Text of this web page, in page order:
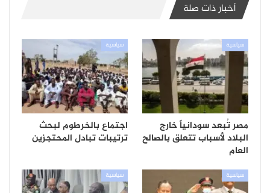
أخبار ذات صلة
سياسية
مصر تُبعد سودانياً خارج
البلاد لأسباب تتعلق بالصالح
العام
سياسية
اجتماع بالخرطوم لبحث
ترتيبات تبادل المحتجزين
سياسية سياسية